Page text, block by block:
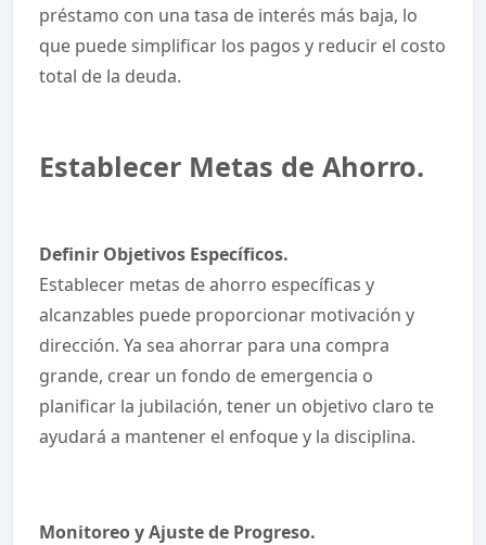
préstamo con una tasa de interés más baja, lo
que puede simplificar los pagos y reducir el costo
total de la deuda.
Establecer Metas de Ahorro.
Definir Objetivos Específicos.
Establecer metas de ahorro específicas y
alcanzables puede proporcionar motivación y
dirección. Ya sea ahorrar para una compra
grande, crear un fondo de emergencia o
planificar la jubilación, tener un objetivo claro te
ayudará a mantener el enfoque y la disciplina.
Monitoreo y Ajuste de Progreso.